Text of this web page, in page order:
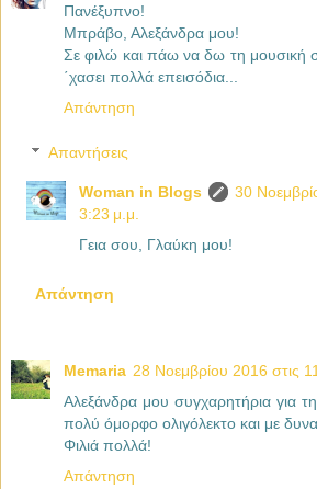
Πανέξυπνο!
Μπράβο, Αλεξάνδρα μου!
Σε φιλώ και πάω να δω τη μουσική
΄χασει πολλά επεισόδια...
Απάντηση
Απαντήσεις
Woman in Blogs
30
3:23 μ.μ.
Γεια σου, Γλαύκη μου!
Απάντηση
Memaria 28 Νοεμβρίου 2016 στις
Αλεξάνδρα μου συγχαρητήρια για
πολύ όμορφο ολιγόλεκτο και με
Φιλιά πολλά!
Απάντηση